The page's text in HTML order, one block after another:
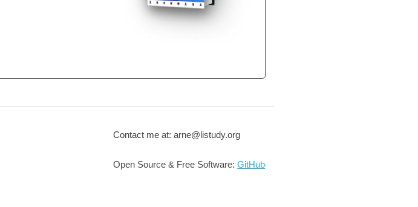
Contact me at: arne@listudy.org
Open Source & Free Software:GitHub